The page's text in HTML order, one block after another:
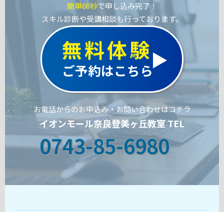
簡単60秒で申し込み完了！
スキル診断や受講相談も行っております。
無料体験
ご予約はこちら
お電話からのお申込み・お問い合わせはコチラ
イオンモール奈良登美ヶ丘教室 TEL
0743-85-6980